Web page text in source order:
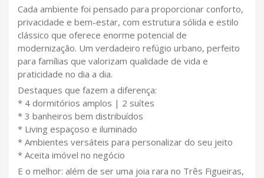
Cada ambiente foi pensado para proporcionar conforto,
privacidade e bem-estar, com estrutura sólida e estilo
clássico que oferece enorme potencial de
modernização. Um verdadeiro refúgio urbano, perfeito
para famílias que valorizam qualidade de vida e
praticidade no dia a dia.
Destaques que fazem a diferença:
* 4 dormitórios amplos | 2 suítes
* 3 banheiros bem distribuídos
* Living espaçoso e iluminado
* Ambientes versáteis para personalizar do seu jeito
* Aceita imóvel no negócio
E o melhor: além de ser uma joia rara no Três Figueiras,